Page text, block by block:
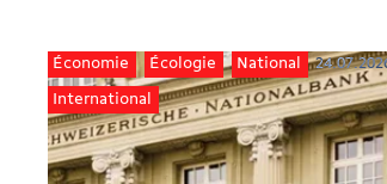
Économie Écologie
National
International